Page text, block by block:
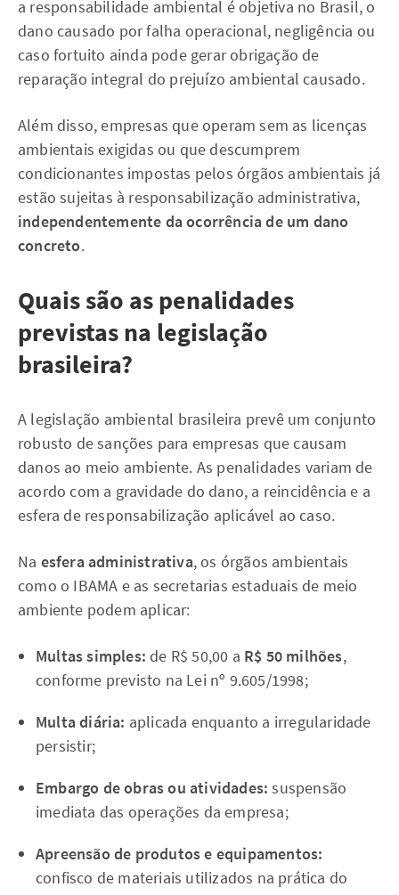
a responsabilidade ambiental é objetiva no Brasil, o
dano causado por falha operacional, negligência ou
caso fortuito ainda pode gerar obrigação de
reparação integral do prejuízo ambiental causado.
Além disso, empresas que operam sem as licenças
ambientais exigidas ou que descumprem
condicionantes impostas pelos órgãos ambientais já
estão sujeitas à responsabilização administrativa,
independentemente da ocorrência de um dano
concreto.
Quais são as penalidades
previstas na legislação
brasileira?
A legislação ambiental brasileira prevê um conjunto
robusto de sanções para empresas que causam
danos ao meio ambiente. As penalidades variam de
acordo com a gravidade do dano, a reincidência e a
esfera de responsabilização aplicável ao caso.
Na esfera administrativa, os órgãos ambientais
como o IBAMA e as secretarias estaduais de meio
ambiente podem aplicar:
Multas simples: de R$ 50,00 a R$ 50 milhões,
conforme previsto na Lei nº 9.605/1998;
Multa diária: aplicada enquanto a irregularidade
persistir;
Embargo de obras ou atividades: suspensão
imediata das operações da empresa;
Apreensão de produtos e equipamentos:
confisco de materiais utilizados na prática do